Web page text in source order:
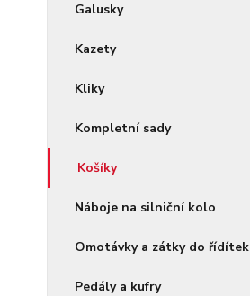
Galusky
Kazety
Kliky
Kompletní sady
Košíky
Náboje na silniční kolo
Omotávky a zátky do řídítek
Pedály a kufry